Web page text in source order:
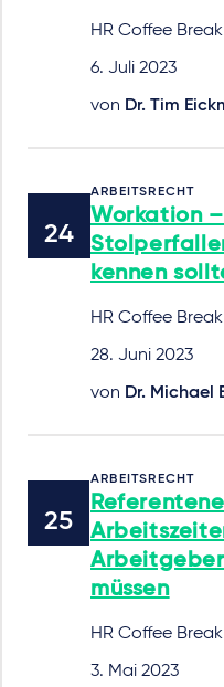
HR Coffee
6. Juli 2023
von Dr. Tim
ARBEITSRECHT
Workation
kennen
HR Coffee
28. Juni 2023
von Dr. Michael
ARBEITSRECHT
müssen
HR Coffee
3. Mai 2023